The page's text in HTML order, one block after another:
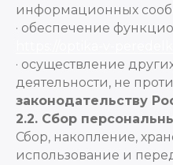
информационных
· обеспечение
· осуществление
деятельности, не
законодательству
2.2. Сбор
Сбор, накопление,
использование и